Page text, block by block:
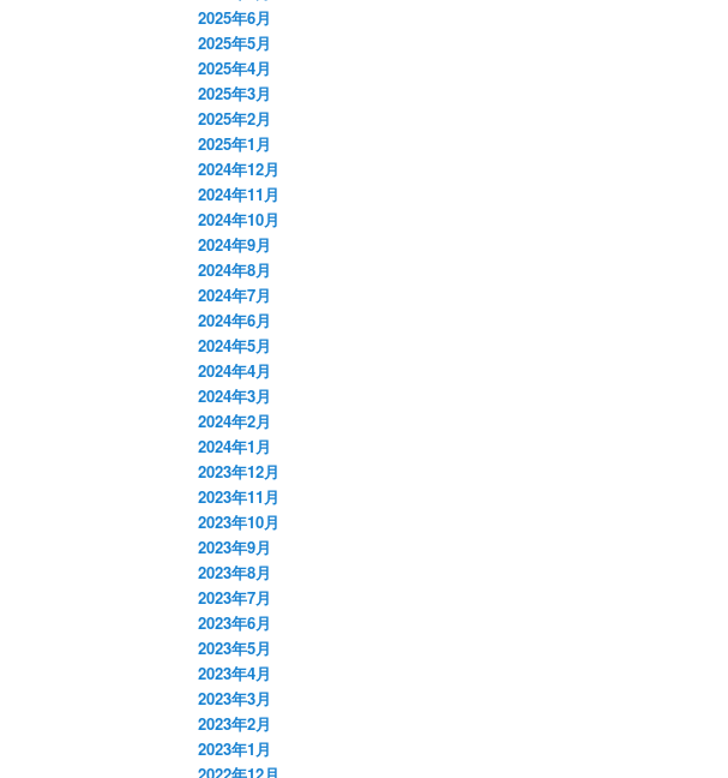
2025年6月
2025年5月
2025年4月
2025年3月
2025年2月
2025年1月
2024年12月
2024年11月
2024年10月
2024年9月
2024年8月
2024年7月
2024年6月
2024年5月
2024年4月
2024年3月
2024年2月
2024年1月
2023年12月
2023年11月
2023年10月
2023年9月
2023年8月
2023年7月
2023年6月
2023年5月
2023年4月
2023年3月
2023年2月
2023年1月